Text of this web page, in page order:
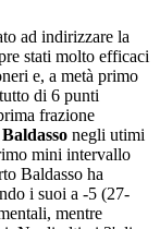
ad indirizzare la
stati molto efficaci
e, a metà primo
di 6 punti
frazione
Baldasso negli utimi
mini intervallo
Baldasso ha
i suoi a -5 (27-
mentre